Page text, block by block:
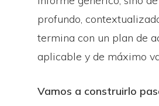
profundo,
termina con un plan de
aplicable y de máximo
Vamos a construirlo